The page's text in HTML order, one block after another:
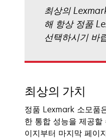
최상의
해 항상 정품
선택하시기 바
최상의 가치
정품 Lexmark 소모품
한 통합 성능을 제공
이지부터 마지막 페이